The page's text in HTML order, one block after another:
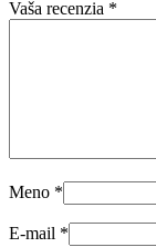
Vaša recenzia *
Meno *
E-mail *